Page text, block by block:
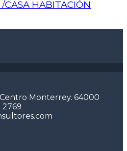
CASA HABITACIÓN
Monterrey. 64000
2769